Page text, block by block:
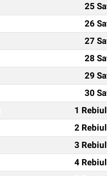
25
26
27
28
29
30
1
2
3
4